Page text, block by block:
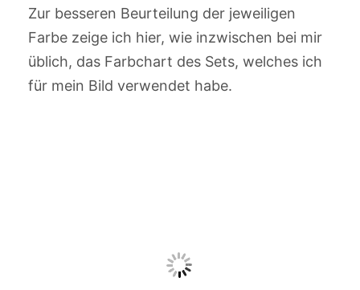
Zur besseren Beurteilung der jeweiligen
Farbe zeige ich hier, wie inzwischen bei mir
üblich, das Farbchart des Sets, welches ich
für mein Bild verwendet habe.